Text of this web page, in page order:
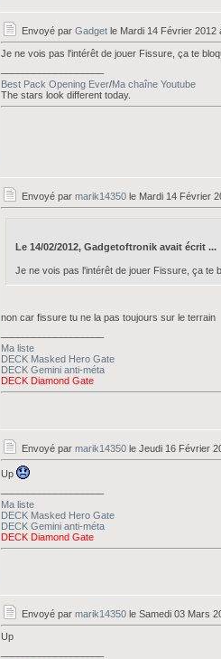
Envoyé par Gadget le Mardi 14 Février 2012
Je ne vois pas l'intérêt de jouer Fissure, ça te
Best Pack Opening Ever/Ma chaîne Youtube
The stars look different today.
Envoyé par marik14350 le Mardi 14 Février
Le 14/02/2012, Gadgetoftronik avait écrit ...
Je ne vois pas l'intérêt de jouer Fissure, ça te
non car fissure tu ne la pas toujours sur le terrain
Ma liste
DECK Masked Hero Gate
DECK Gemini anti-méta
DECK Diamond Gate
Envoyé par marik14350 le Jeudi 16 Février
Up
Ma liste
DECK Masked Hero Gate
DECK Gemini anti-méta
DECK Diamond Gate
Envoyé par marik14350 le Samedi 03 Mars
Up